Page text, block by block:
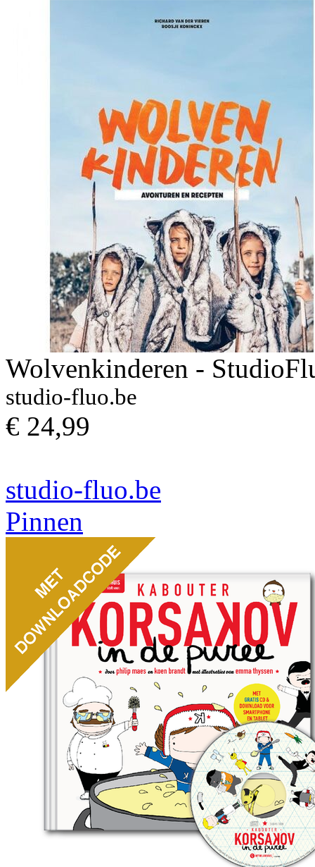
Wolvenkinderen -
studio-fluo.be
€ 24,99
studio-fluo.be
Pinnen